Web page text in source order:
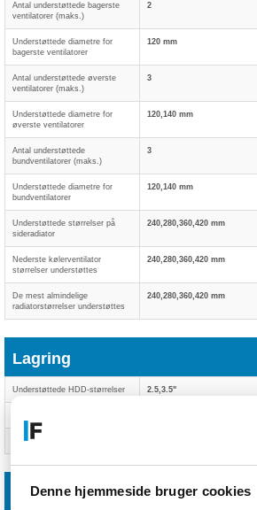
Denne hjemmeside bruger cookies
Antal understøttede bagerste
ventilatorer (maks.)
2
Understøttede diametre for
bagerste ventilatorer
120 mm
Antal understøttede øverste
ventilatorer (maks.)
3
Understøttede diametre for
øverste ventilatorer
120,140 mm
Antal understøttede
bundventilatorer (maks.)
3
Understøttede diametre for
bundventilatorer
120,140 mm
Understøttede størrelser på
sideradiator
240,280,360,420 mm
Nederste kølerventilator
størrelser understøttes
240,280,360,420 mm
De mest almindelige
radiatorstørrelser understøttes
240,280,360,420 mm
Lagring
Understøttede HDD-størrelser 2.5,3.5"
SSD-formfaktor
Tekniske detaljer